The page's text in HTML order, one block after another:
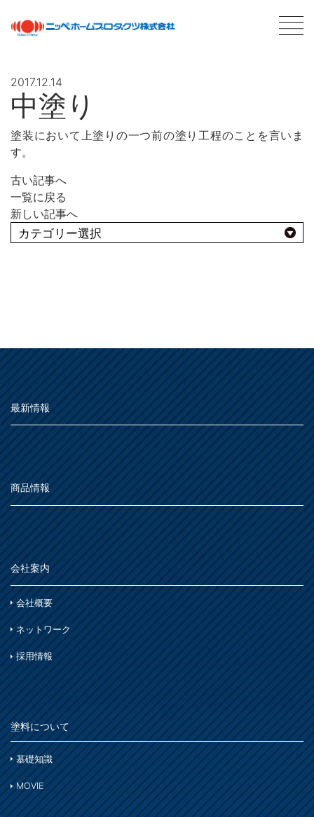
最新情報 NEWS
会社案内
会社概要
ネットワーク
よくある質問 FAQ
Q&A集
用語集
お問い合わせ
SDGsについて SDGs
SDGsへの取り組み
活動内容
SDSお問い合わせ SDS
個人情報について PRIVACY POLICY
オンラインショップ ONLINE SHOP
2017.12.14
中塗り
塗装において上塗りの一つ前の塗り工程のことを言いま
す。
古い記事へ
一覧に戻る
新しい記事へ
その他
仕様
木部
鉄部・プラスチック製品
屋根
トタン屋根
セメント・ベスト瓦屋根
木部
プラスチック製品
外壁・塀
コンクリート壁・リシン壁・サイディング壁・ブロック壁
石材・タイル
木部
コンクリート基礎
門扉・手すり・ドア・雨戸
木部
鉄部
アルミ
ステンレス
コンクリート
屋内
その他
浴室
石材・タイル
ステンレス
室内壁・天井
ビニール壁紙・石膏ボード
砂壁・繊維壁
コンクリート・モルタル壁
木部
浴室
窓枠・ドア・棚
木部
鉄部
アルミ
家具・電化製品
木部
ホビー・工作
木部
種類別
うすめ液
その他
下地処理・塗装関連・その他
水性多用途
室内壁・浴室
鉄部・木部・アルミ(油性)
さび止め
トタン屋根
かわら屋根
コンクリート床・アスファルト
外壁・塀
ガーデン木部
木部ステイン・ニス・ワックス
用語集
あ
か
さ
た
な
は
ま
や
ら
わ
シーン別
雨天
木に塗る
最新情報
商品情報
会社案内
会社概要
ネットワーク
採用情報
塗料について
基礎知識
MOVIE